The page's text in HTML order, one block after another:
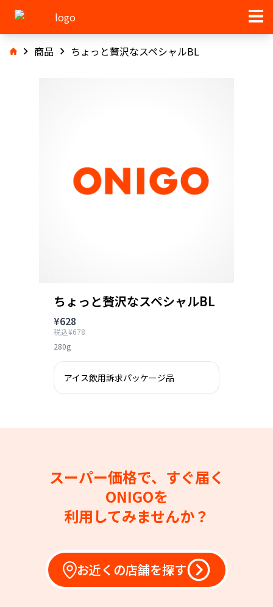
商品 ちょっと贅沢なスペシャルBL
ちょっと贅沢なスペシャルBL
¥628
税込¥678
280g
アイス飲用訴求パッケージ品
スーパー価格で、すぐ届く
ONIGOを
利用してみませんか？
お近くの店舗を探す